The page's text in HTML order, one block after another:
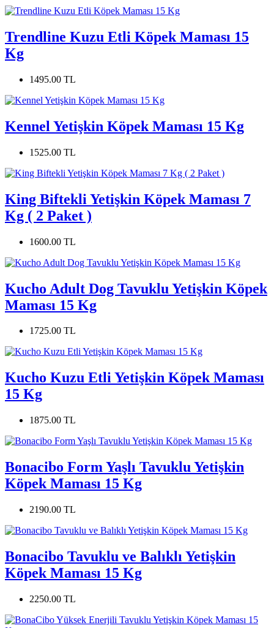
Trendline Kuzu Etli Köpek Maması 15
Kg
1495.00 TL
Kennel Yetişkin Köpek Maması 15 Kg
1525.00 TL
King Biftekli Yetişkin Köpek Maması 7
Kg ( 2 Paket )
1600.00 TL
Kucho Adult Dog Tavuklu Yetişkin Köpek
Maması 15 Kg
1725.00 TL
Kucho Kuzu Etli Yetişkin Köpek Maması
15 Kg
1875.00 TL
Bonacibo Form Yaşlı Tavuklu Yetişkin
Köpek Maması 15 Kg
2190.00 TL
Bonacibo Tavuklu ve Balıklı Yetişkin
Köpek Maması 15 Kg
2250.00 TL